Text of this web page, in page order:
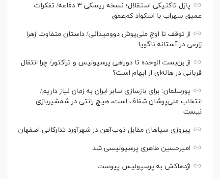
پازل تاکتیکی استقلال؛ نسخه ریسکی ۳ دفاعه/ تفکرات
عمیق سهراب با اسکواد کم‌عمق
از توقف تا اوجِ ملی‌پوش دوومیدانی/ داستان متفاوت زهرا
زارعی در آستانه ناگویا
از بن‌بست الوحده تا دوراهی پرسپولیس و تراکتور/ چرا انتقال
قربانی در هاله‌ای از ابهام است؟
پورسلمان: برای بازسازی سابر ایران به زمان نیاز داریم/
انتخاب ملی‌پوشان شفاف است، هیچ رانتی در شمشیربازی
نیست
پیروزی سپاهان مقابل ذوب‌آهن در شهرآورد تدارکاتی اصفهان
امیرحسین طاهری پرسپولیسی شد
اژدهاکش به پرسپولیس پیوست